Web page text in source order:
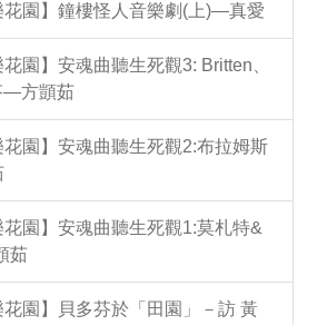
花園】鐘樓怪人音樂劇(上)—真愛
園】安魂曲聽生死觀3: Britten、
—方顗茹
園】安魂曲聽生死觀2:布拉姆斯
園】安魂曲聽生死觀1:莫札特&
茹
園】貝多芬於「田園」－訪 黃